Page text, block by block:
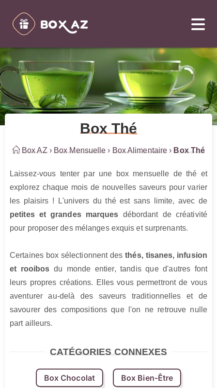
Box Thé
Box AZ› Box Mensuelle › Box Alimentaire › Box Thé
Laissez-vous tenter par une box mensuelle de thé et
explorez chaque mois de nouvelles saveurs pour varier
petites et grandes marques débordant de créativité
pour proposer des mélanges exquis et surprenants.
Certaines box sélectionnent des thés, tisanes, infusion
et rooibos du monde entier, tandis que d'autres font
leurs propres créations. Elles vous permettront de vous
aventurer au-delà des saveurs traditionnelles et de
savourer des compositions que l'on ne retrouve nulle
part ailleurs.
CATÉGORIES CONNEXES
Box Chocolat Box Bien-Être